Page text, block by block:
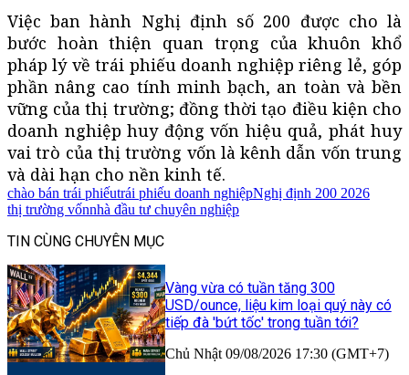
Việc ban hành Nghị định số 200 được cho là
bước hoàn thiện quan trọng của khuôn khổ
pháp lý về trái phiếu doanh nghiệp riêng lẻ, góp
phần nâng cao tính minh bạch, an toàn và bền
vững của thị trường; đồng thời tạo điều kiện cho
doanh nghiệp huy động vốn hiệu quả, phát huy
vai trò của thị trường vốn là kênh dẫn vốn trung
và dài hạn cho nền kinh tế.
chào bán trái phiếutrái phiếu doanh nghiệpNghị định 200 2026
thị trường vốnnhà đầu tư chuyên nghiệp
TIN CÙNG CHUYÊN MỤC
Vàng vừa có tuần tăng 300
USD/ounce, liệu kim loại quý này có
tiếp đà 'bứt tốc' trong tuần tới?
Chủ Nhật 09/08/2026 17:30 (GMT+7)